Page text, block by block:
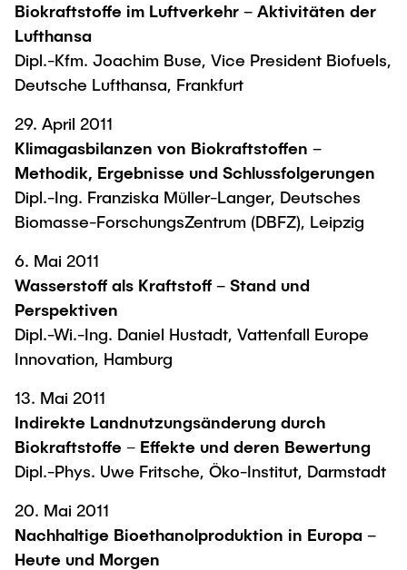
Biokraftstoffe im Luftverkehr – Aktivitäten der
Lufthansa
Dipl.-Kfm. Joachim Buse, Vice President Biofuels,
Deutsche Lufthansa, Frankfurt
29. April 2011
Klimagasbilanzen von Biokraftstoffen –
Methodik, Ergebnisse und Schlussfolgerungen
Dipl.-Ing. Franziska Müller-Langer, Deutsches
Biomasse-ForschungsZentrum (DBFZ), Leipzig
6. Mai 2011
Wasserstoff als Kraftstoff – Stand und
Perspektiven
Dipl.-Wi.-Ing. Daniel Hustadt, Vattenfall Europe
Innovation, Hamburg
13. Mai 2011
Indirekte Landnutzungsänderung durch
Biokraftstoffe – Effekte und deren Bewertung
Dipl.-Phys. Uwe Fritsche, Öko-Institut, Darmstadt
20. Mai 2011
Nachhaltige Bioethanolproduktion in Europa –
Heute und Morgen